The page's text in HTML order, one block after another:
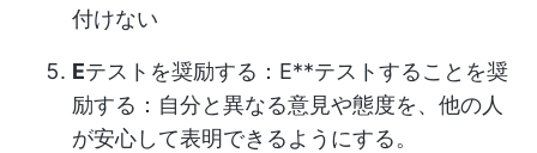
付けない
Eテストを奨励する：E**テストすることを奨
励する：自分と異なる意見や態度を、他の人
が安心して表明できるようにする。